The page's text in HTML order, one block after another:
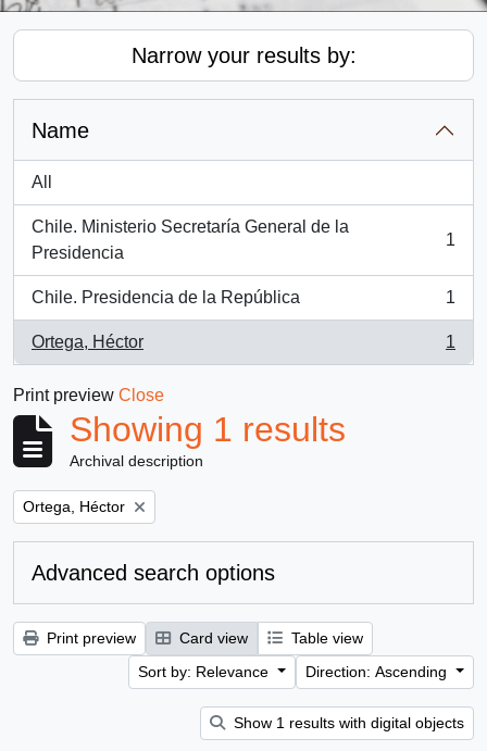
Narrow your results by:
Name
All
Chile. Ministerio Secretaría General de la
Presidencia
, 1 results
1
Chile. Presidencia de la República
, 1 results
1
Ortega, Héctor
, 1 results
1
Print preview Close
Showing 1 results
Archival description
Remove filter:
Ortega, Héctor
Advanced search options
Print preview Card view
Table view
Sort by: Relevance
Direction: Ascending
Show 1 results with digital objects